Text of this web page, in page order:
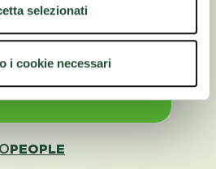
selezionati
i cookie necessari
PEOPLE